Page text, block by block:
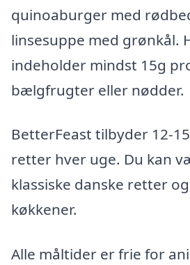
quinoaburger med
linsesuppe med grønkål.
indeholder mindst 15g
bælgfrugter eller nødder.
BetterFeast tilbyder 12-
retter hver uge. Du kan
klassiske danske retter
køkkener.
Alle måltider er frie for